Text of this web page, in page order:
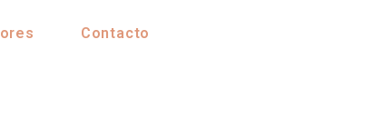
Contacto